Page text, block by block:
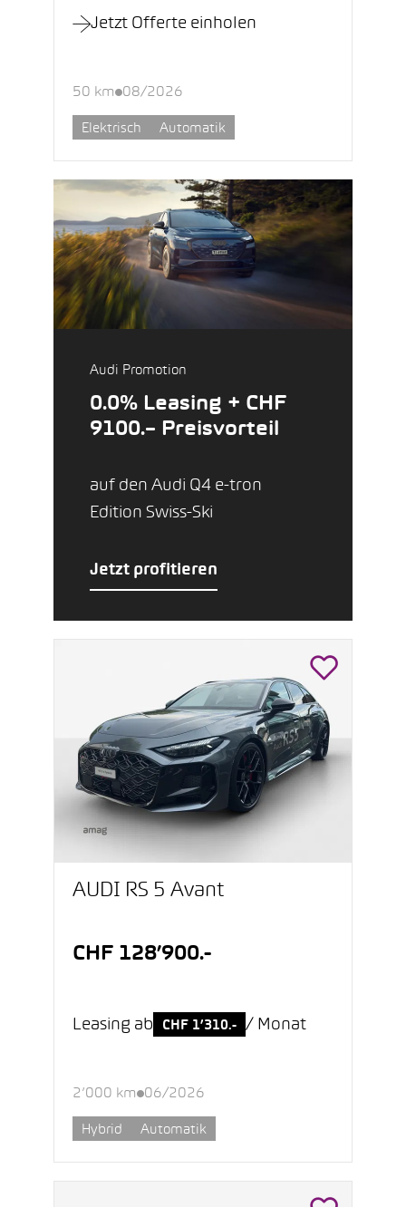
Jetzt Offerte einholen
50 km 08/2026
Elektrisch Automatik
Audi Promotion
0.0% Leasing + CHF
9100.– Preisvorteil
auf den Audi Q4 e-tron
Edition Swiss-Ski
Jetzt profitieren
AUDI RS 5 Avant
CHF 128’900.-
Leasing ab CHF 1’310.- / Monat
2’000 km 06/2026
Hybrid Automatik